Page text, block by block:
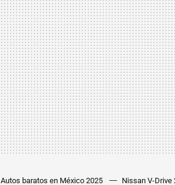
Autos baratos en México 2025 Nissan V-Drive